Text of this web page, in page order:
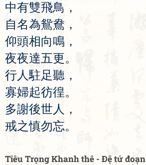
中有雙飛鳥 ，
自名為鴛鴦 ，
仰頭相向鳴 ，
夜夜達五更。
行人駐足聽 ，
寡婦起彷徨。
多謝後世 人 ，
戒之慎勿忘。
Tiêu Trọng Khanh thê - Đệ tứ đoạn